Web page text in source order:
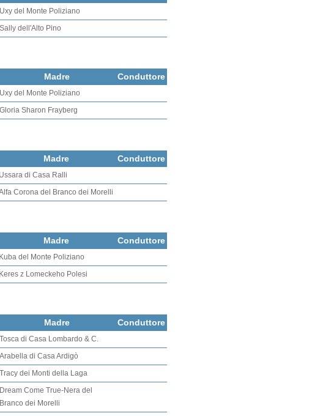
Uxy del Monte Poliziano
Sally dell'Alto Pino
Madre Conduttore
Uxy del Monte Poliziano
Gloria Sharon Frayberg
Madre Conduttore
Ussara di Casa Ralli
Corona del Branco dei Morelli
Madre Conduttore
Kuba del Monte Poliziano
Keres z Lomeckeho Polesi
Madre Conduttore
Tosca di Casa Lombardo & C.
Arabella di Casa Ardigò
Tracy dei Monti della Laga
Dream Come True-Nera del
Branco dei Morelli